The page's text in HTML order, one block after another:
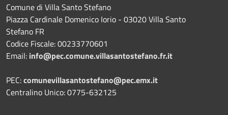
Comune di Villa Santo Stefano
Piazza Cardinale Domenico Iorio - 03020 Villa Santo
Stefano FR
Codice Fiscale: 00233770601
Email: info@pec.comune.villasantostefano.fr.it
PEC:comunevillasantostefano@pec.emx.it
Centralino Unico: 0775-632125